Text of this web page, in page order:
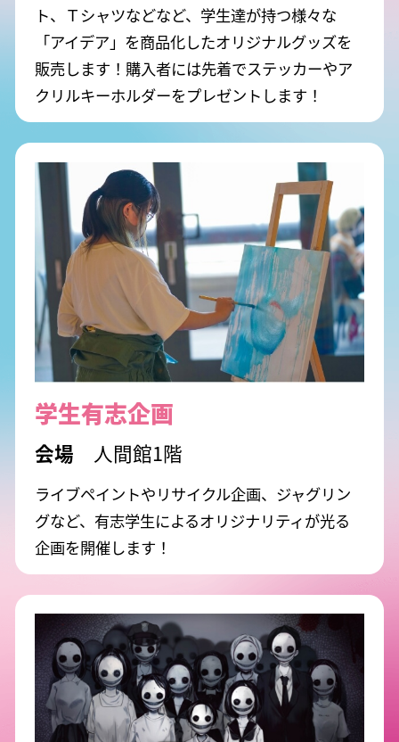
ト、Ｔシャツなどなど、学生達が持つ様々な
「アイデア」を商品化したオリジナルグッズを
販売します！ 購入者には先着でステッカーやア
クリルキーホルダーをプレゼントします！
学生有志企画
人間館1階
ライブペイントやリサイクル企画、ジャグリン
グなど、有志学生によるオリジナリティが光る
企画を開催します！